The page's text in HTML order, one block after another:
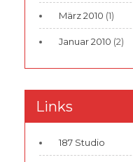
März 2010 (1)
Januar 2010 (2)
Links
187 Studio